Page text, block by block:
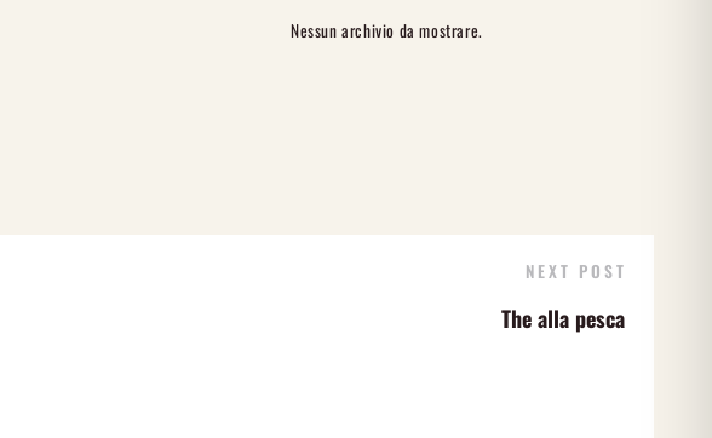
Nessun archivio da mostrare.
NEXT POST
The alla pesca